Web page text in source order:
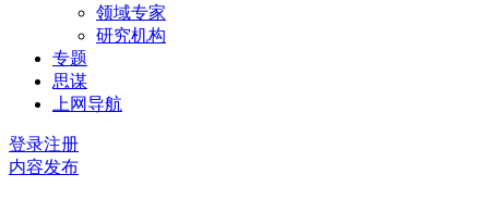
领域专家
研究机构
专题
思谋
上网导航
登录注册
内容发布